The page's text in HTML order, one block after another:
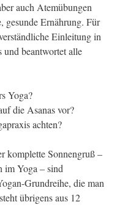
auch Atemübungen
gesunde Ernährung. Für
Einleitung in
und beantwortet alle
Yoga?
die Asanas vor?
achten?
komplette Sonnengruß –
im Yoga – sind
Grundreihe, die man
übrigens aus 12